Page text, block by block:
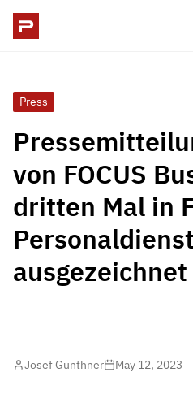
Press
von FOCUS
dritten Mal in
ausgezeichnet
Josef Günthner May 12, 2023